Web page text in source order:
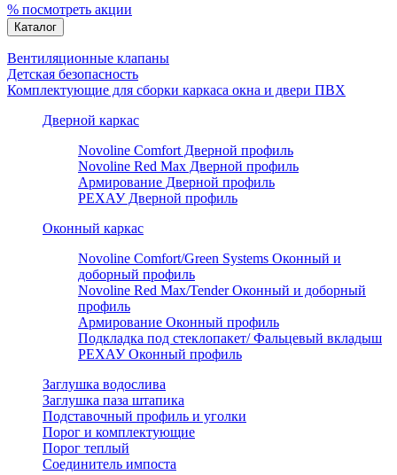
% посмотреть акции
Каталог
Вентиляционные клапаны
Детская безопасность
Комплектующие для сборки каркаса окна и двери ПВХ
Дверной каркас
Novoline Comfort Дверной профиль
Novoline Red Мax Дверной профиль
Армирование Дверной профиль
РЕХАУ Дверной профиль
Оконный каркас
Novoline Comfort/Green Systems Оконный и
доборный профиль
Novoline Red Max/Tender Оконный и доборный
профиль
Армирование Оконный профиль
Подкладка под стеклопакет/ Фальцевый вкладыш
РЕХАУ Оконный профиль
Заглушка водослива
Заглушка паза штапика
Подставочный профиль и уголки
Порог и комплектующие
Порог теплый
Соединитель импоста